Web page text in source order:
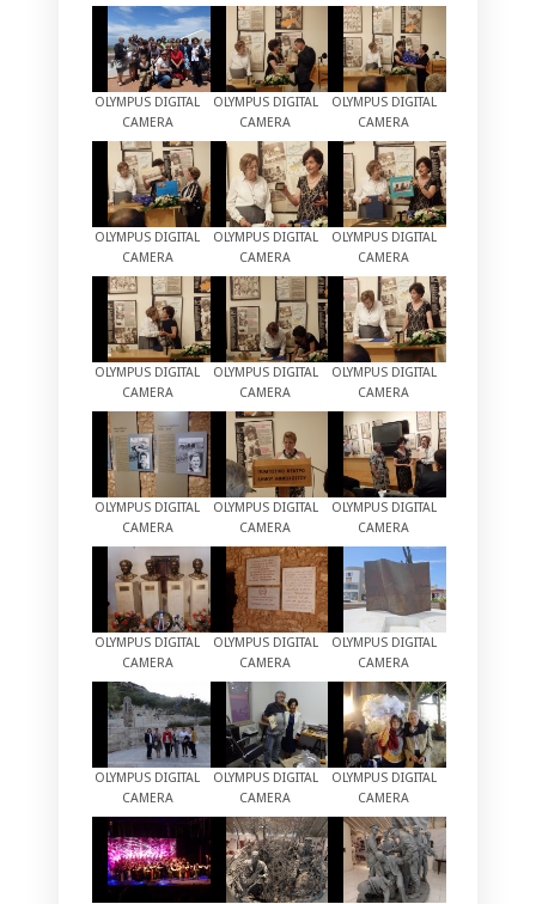
OLYMPUS DIGITAL
CAMERA
OLYMPUS DIGITAL
CAMERA
OLYMPUS DIGITAL
CAMERA
OLYMPUS DIGITAL
CAMERA
OLYMPUS DIGITAL
CAMERA
OLYMPUS DIGITAL
CAMERA
OLYMPUS DIGITAL
CAMERA
OLYMPUS DIGITAL
CAMERA
OLYMPUS DIGITAL
CAMERA
OLYMPUS DIGITAL
CAMERA
OLYMPUS DIGITAL
CAMERA
OLYMPUS DIGITAL
CAMERA
OLYMPUS DIGITAL
CAMERA
OLYMPUS DIGITAL
CAMERA
OLYMPUS DIGITAL
CAMERA
OLYMPUS DIGITAL
CAMERA
OLYMPUS DIGITAL
CAMERA
OLYMPUS DIGITAL
CAMERA